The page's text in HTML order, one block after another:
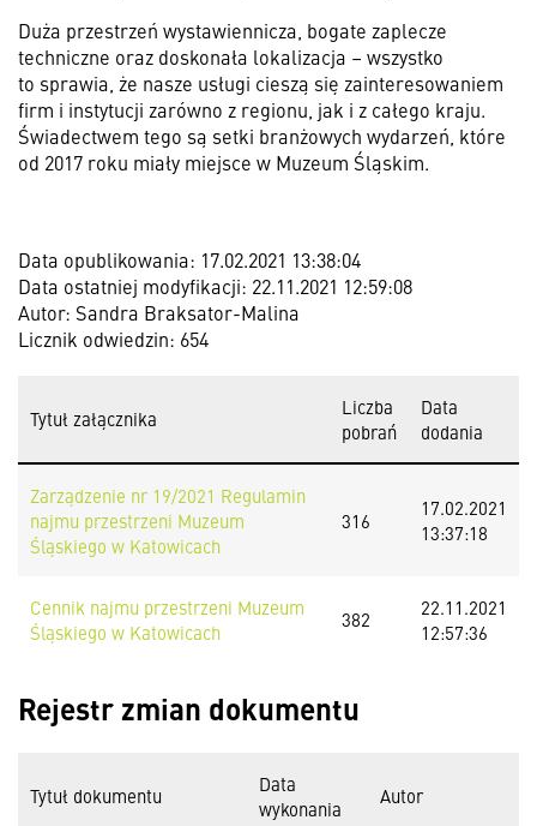
Duża przestrzeń wystawiennicza, bogate zaplecze
techniczne oraz doskonała lokalizacja – wszystko
to sprawia, że nasze usługi cieszą się zainteresowaniem
firm i instytucji zarówno z regionu, jak i z całego kraju.
Świadectwem tego są setki branżowych wydarzeń, które
od 2017 roku miały miejsce w Muzeum Śląskim.
Data opublikowania: 17.02.2021 13:38:04
Data ostatniej modyfikacji: 22.11.2021 12:59:08
Autor: Sandra Braksator-Malina
Licznik odwiedzin: 654
Tytuł załącznika
Liczba
pobrań
Data
dodania
Zarządzenie nr 19/2021 Regulamin
najmu przestrzeni Muzeum
Śląskiego w Katowicach
316
17.02.2021
13:37:18
Cennik najmu przestrzeni Muzeum
Śląskiego w Katowicach
382
22.11.2021
12:57:36
Rejestr zmian dokumentu
Tytuł dokumentu
Data
wykonania
Autor